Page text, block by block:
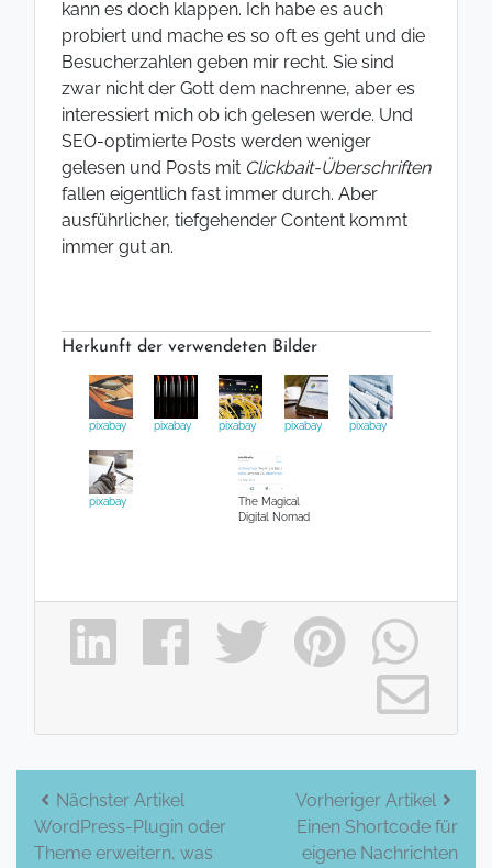
kann es doch klappen. Ich habe es auch
probiert und mache es so oft es geht und die
Besucherzahlen geben mir recht. Sie sind
zwar nicht der Gott dem nachrenne, aber es
interessiert mich ob ich gelesen werde. Und
SEO-optimierte Posts werden weniger
gelesen und Posts mit Clickbait-Überschriften
fallen eigentlich fast immer durch. Aber
ausführlicher, tiefgehender Content kommt
immer gut an.
Herkunft der verwendeten Bilder
pixabay pixabay pixabay pixabay pixabay
pixabay
The Magical
Digital Nomad
Beitrags-
Navigation
Nächster Artikel
WordPress-Plugin oder
Theme erweitern, was
Vorheriger Artikel
Einen Shortcode für
eigene Nachrichten